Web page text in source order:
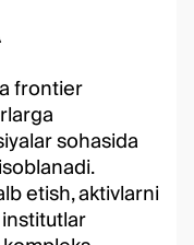
frontier
sohasida
etish, aktivlarni